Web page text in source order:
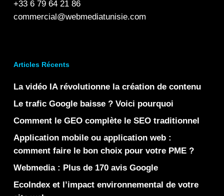
+33 6 79 64 21 86
commercial@webmediatunisie.com
Articles Récents
La vidéo IA révolutionne la création de contenu
Le trafic Google baisse ? Voici pourquoi
Comment le GEO complète le SEO traditionnel
Application mobile ou application web :
comment faire le bon choix pour votre PME ?
Webmedia : Plus de 170 avis Google
EcoIndex et l’impact environnemental de votre